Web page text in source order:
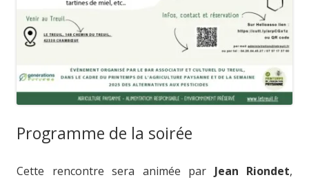
Programme de la soirée
Cette rencontre sera animée par Jean Riondet,